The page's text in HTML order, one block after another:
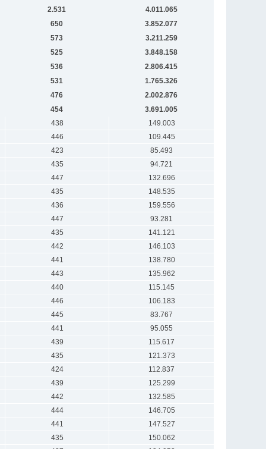
2.531
4.011.065
650
3.852.077
573
3.211.259
525
3.848.158
536
2.806.415
531
1.765.326
476
2.002.876
454
3.691.005
438
149.003
446
109.445
423
85.493
435
94.721
447
132.696
435
148.535
436
159.556
447
93.281
435
141.121
442
146.103
441
138.780
443
135.962
440
115.145
446
106.183
445
83.767
441
95.055
439
115.617
435
121.373
424
112.837
439
125.299
442
132.585
444
146.705
441
147.527
435
150.062